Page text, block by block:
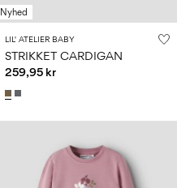
Nyhed
LIL' ATELIER BABY
STRIKKET CARDIGAN
259,95 kr